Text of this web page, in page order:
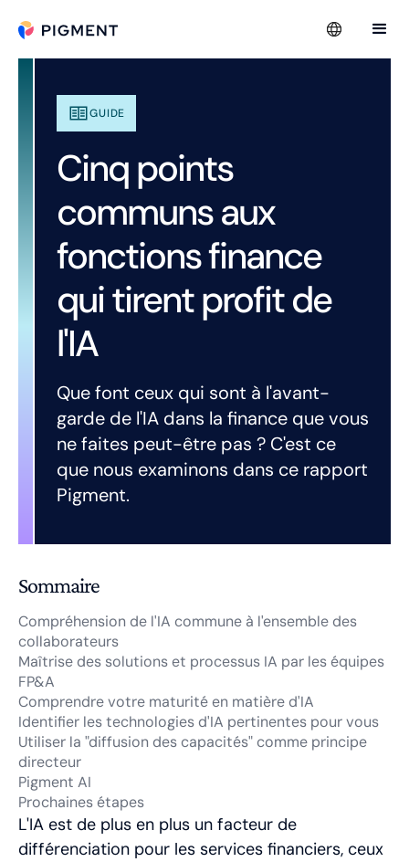
GUIDE
Cinq points
communs aux
fonctions finance
qui tirent profit de
l'IA
Que font ceux qui sont à l'avant-
garde de l'IA dans la finance que vous
ne faites peut-être pas ? C'est ce
que nous examinons dans ce rapport
Pigment.
Sommaire
Compréhension de l'IA commune à l'ensemble des
collaborateurs
Maîtrise des solutions et processus IA par les équipes
FP&A
Comprendre votre maturité en matière d'IA
Identifier les technologies d'IA pertinentes pour vous
Utiliser la "diffusion des capacités" comme principe
directeur
Pigment AI
Prochaines étapes
L'IA est de plus en plus un facteur de
différenciation pour les services financiers, ceux